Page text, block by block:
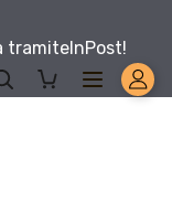
tramiteInPost!